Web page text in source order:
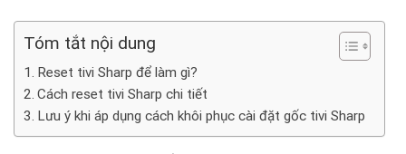
Tóm tắt nội dung
Reset tivi Sharp để làm gì?
Cách reset tivi Sharp chi tiết
Lưu ý khi áp dụng cách khôi phục cài đặt gốc tivi Sharp